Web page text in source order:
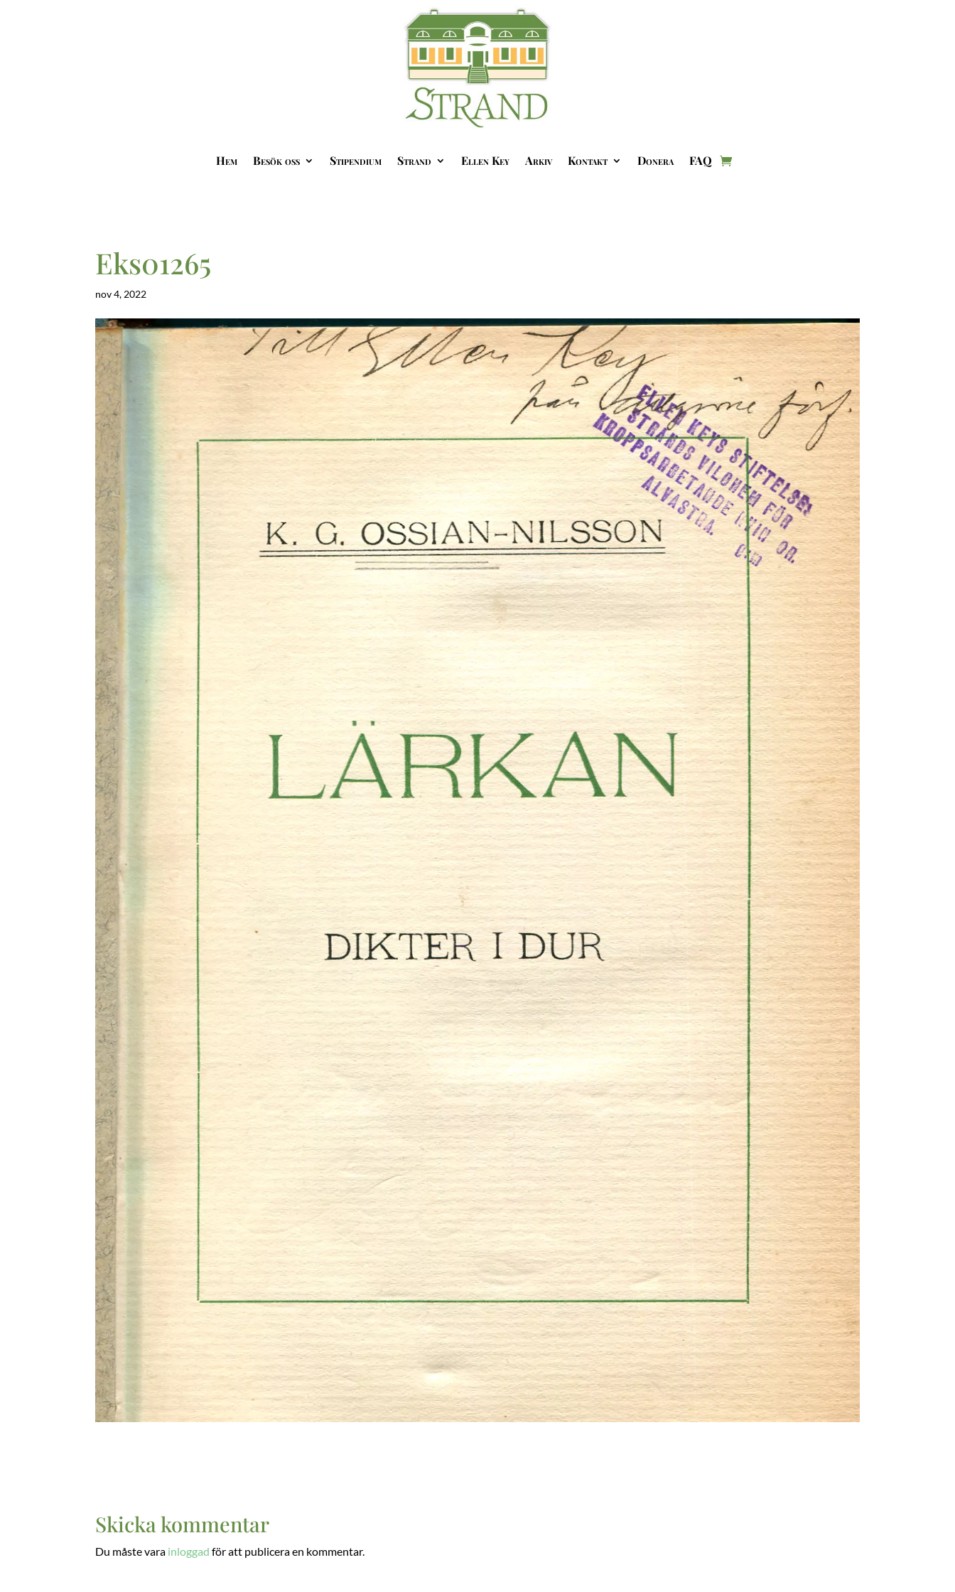
Hem Besök oss Stipendium Strand Ellen Key Arkiv Kontakt Donera FAQ
Eks01265
nov 4, 2022
Skicka kommentar
Du måste vara inloggad för att publicera en kommentar.